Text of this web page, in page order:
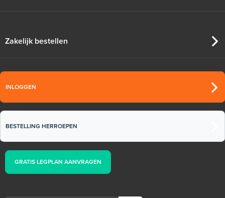
Zakelijk bestellen
INLOGGEN
BESTELLING HERROEPEN
GRATIS LEGPLAN AANVRAGEN